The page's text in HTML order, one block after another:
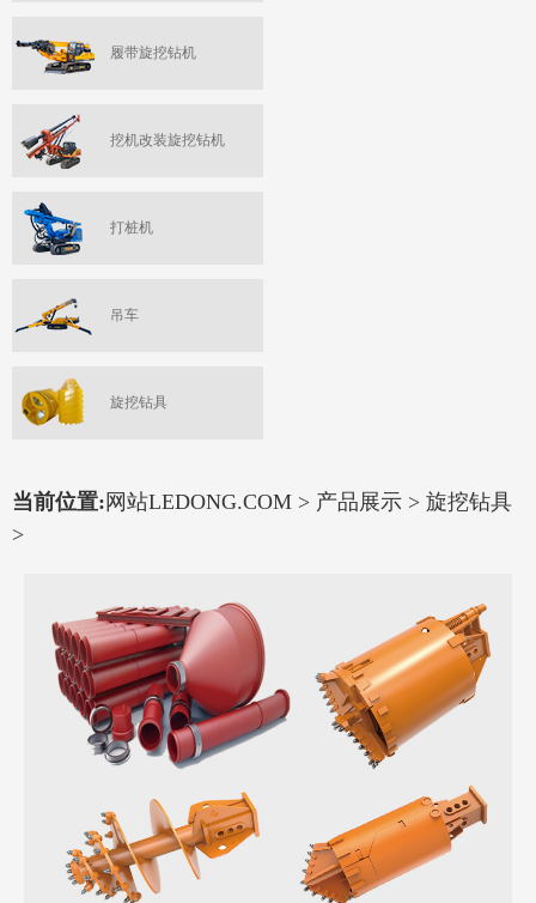
履带旋挖钻机
挖机改装旋挖钻机
打桩机
吊车
旋挖钻具
当前位置: 网站LEDONG.COM > 产品展示 > 旋挖钻具
>